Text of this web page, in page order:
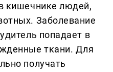
кишечнике людей,
Заболевание
попадает в
ткани. Для
получать